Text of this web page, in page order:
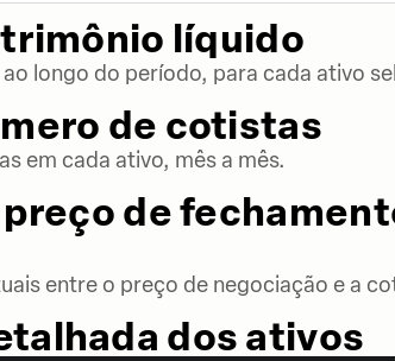
líquido
longo do período, para cada ativo
de cotistas
em cada ativo, mês a mês.
de
entre o preço de negociação e a
dos ativos